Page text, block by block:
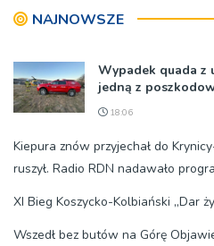
NAJNOWSZE
Wypadek quada z
jedną z
18:06
Kiepura znów przyjechał do
ruszył. Radio RDN nadawało
XI Bieg Koszycko-Kolbiański „Dar
Wszedł bez butów na Górę